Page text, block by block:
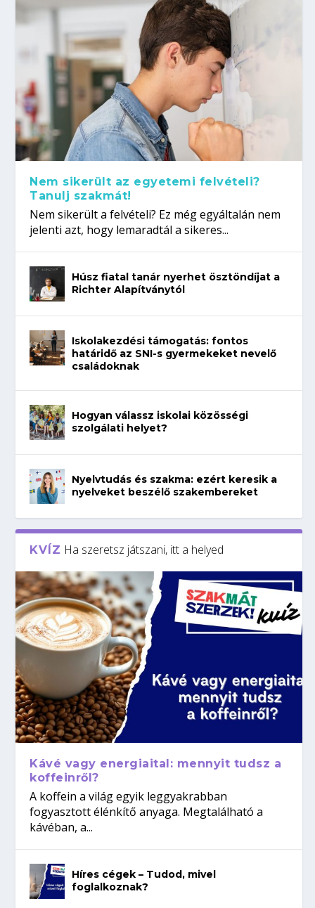
Nem sikerült az egyetemi felvételi?
Tanulj szakmát!
Nem sikerült a felvételi? Ez még egyáltalán nem
jelenti azt, hogy lemaradtál a sikeres...
Húsz fiatal tanár nyerhet ösztöndíjat a
Richter Alapítványtól
Iskolakezdési támogatás: fontos
határidő az SNI-s gyermekeket nevelő
családoknak
Hogyan válassz iskolai közösségi
szolgálati helyet?
Nyelvtudás és szakma: ezért keresik a
nyelveket beszélő szakembereket
KVÍZ Ha szeretsz játszani, itt a helyed
Kávé vagy energiaital: mennyit tudsz a
koffeinről?
A koffein a világ egyik leggyakrabban
fogyasztott élénkítő anyaga. Megtalálható a
kávéban, a...
Híres cégek – Tudod, mivel
foglalkoznak?